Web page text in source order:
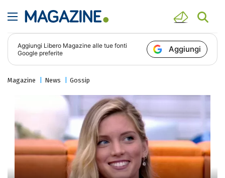
Aggiungi Libero Magazine alle tue fonti
Google preferite
Aggiungi
Magazine News Gossip